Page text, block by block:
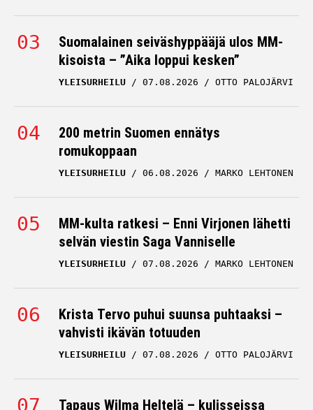
Suomalainen seiväshyppääjä ulos MM-
kisoista – ”Aika loppui kesken”
YLEISURHEILU 07.08.2026 OTTO PALOJÄRVI
200 metrin Suomen ennätys
romukoppaan
YLEISURHEILU
MM-kulta ratkesi – Enni Virjonen lähetti
selvän viestin Saga Vanniselle
YLEISURHEILU 07.08.2026 MARKO LEHTONEN
Krista Tervo puhui suunsa puhtaaksi –
vahvisti ikävän totuuden
YLEISURHEILU 07.08.2026
Tapaus Wilma Heltelä – kulisseissa
hurjaa puhetta